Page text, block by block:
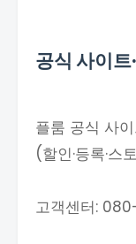
공식 사이트
플룸 공식 사
(할인·등록·스
고객센터: